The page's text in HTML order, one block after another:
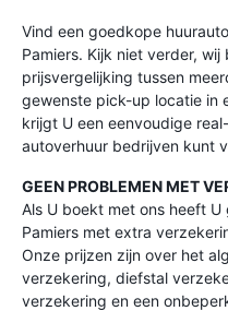
Vind een goedkope
Pamiers. Kijk niet verder,
prijsvergelijking tussen
gewenste pick-up locatie in
krijgt U een eenvoudige
autoverhuur bedrijven kunt
GEEN PROBLEMEN MET
Als U boekt met ons heeft
Pamiers met extra
Onze prijzen zijn over het
verzekering, diefstal
verzekering en een